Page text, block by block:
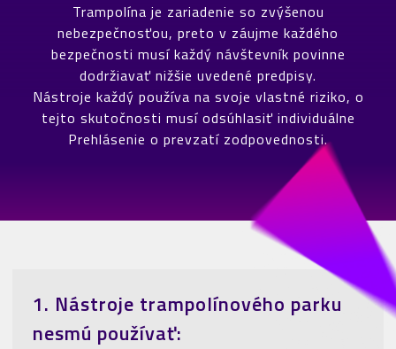
Trampolína je zariadenie so zvýšenou
nebezpečnosťou, preto v záujme každého
bezpečnosti musí každý návštevník povinne
dodržiavať nižšie uvedené predpisy.
Nástroje každý používa na svoje vlastné riziko, o
tejto skutočnosti musí odsúhlasiť individuálne
Prehlásenie o prevzatí zodpovednosti.
1. Nástroje trampolínového parku
nesmú používať: